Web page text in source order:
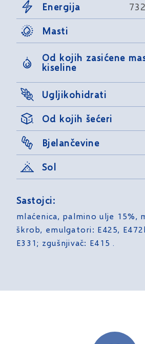
Energija
Masti
Od kojih zasićene
kiseline
Ugljikohidrati
Od kojih šećeri
Bjelančevine
Sol
Sastojci:
mlaćenica, palmino ulje 15%,
škrob, emulgatori: E425,
E331; zgušnjivač: E415 .